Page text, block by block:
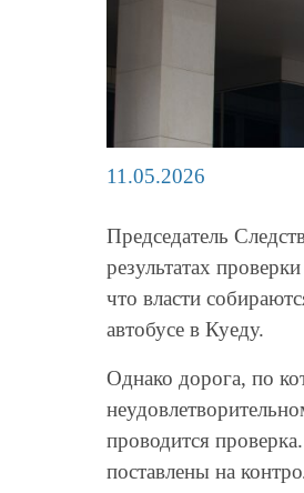
11.05.2026
Председатель
результатах
что власти
автобусе в Куеду.
Однако дорога, по
проводится
поставлены на